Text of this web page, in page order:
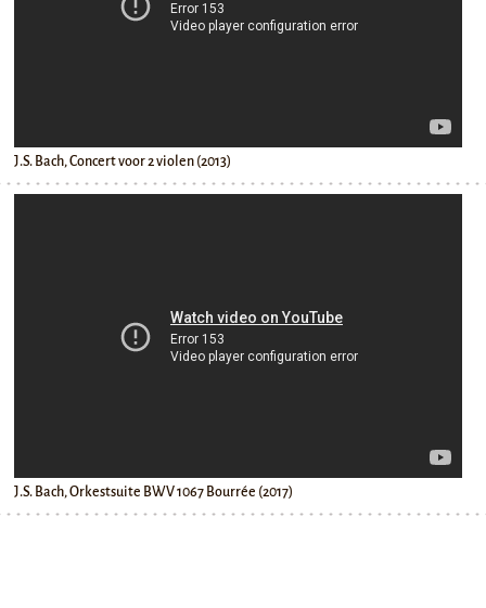
J.S. Bach, Concert voor 2 violen (2013)
J.S. Bach, Orkestsuite BWV 1067 Bourrée (2017)